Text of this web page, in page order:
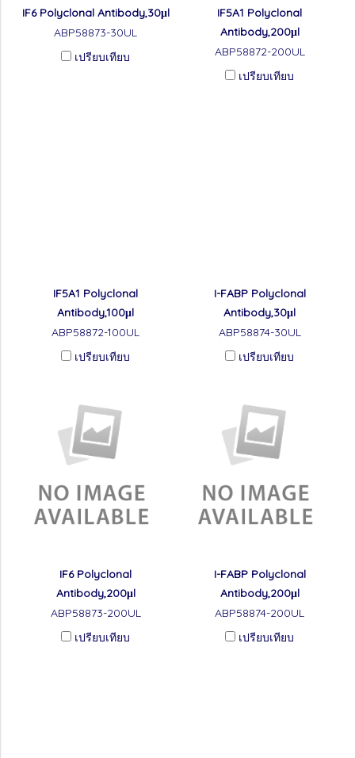
IF6 Polyclonal Antibody,30μl
ABP58873-30UL
เปรียบเทียบ
IF5A1 Polyclonal
Antibody,200μl
ABP58872-200UL
เปรียบเทียบ
IF5A1 Polyclonal
Antibody,100μl
ABP58872-100UL
เปรียบเทียบ
I-FABP Polyclonal
Antibody,30μl
ABP58874-30UL
เปรียบเทียบ
IF6 Polyclonal
Antibody,200μl
ABP58873-200UL
เปรียบเทียบ
I-FABP Polyclonal
Antibody,200μl
ABP58874-200UL
เปรียบเทียบ